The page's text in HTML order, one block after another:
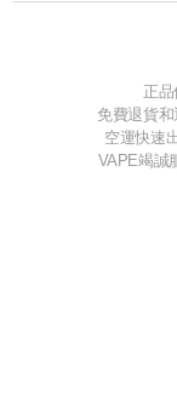
正
免費退貨
空運快速
VAPE竭